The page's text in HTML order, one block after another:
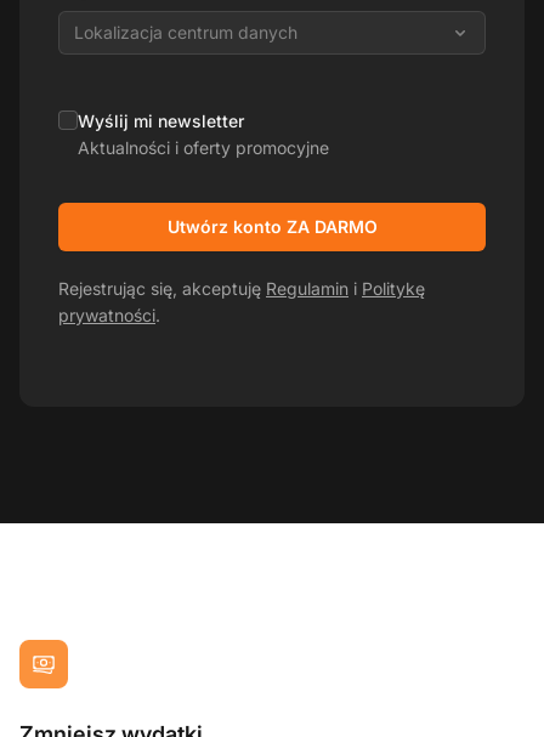
Lokalizacja centrum danych
Wyślij mi newsletter
Aktualności i oferty promocyjne
Utwórz konto ZA DARMO
Rejestrując się, akceptuję Regulamin i Politykę
prywatności.